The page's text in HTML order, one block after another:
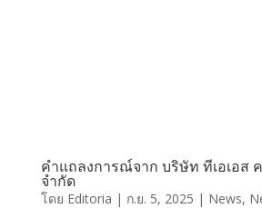
คำแถลงการณ์จาก บริษัท ทีเอเอส
จำกัด
โดย Editoria | ก.ย. 5, 2025 | News,